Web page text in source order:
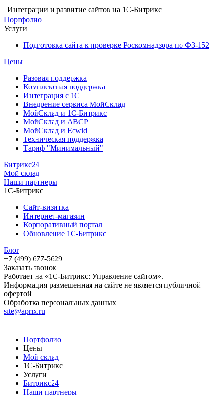
Интеграции и развитие сайтов на 1С-Битрикс
Портфолио
Услуги
Подготовка сайта к проверке Роскомнадзора по ФЗ-152
Цены
Разовая поддержка
Комплексная поддержка
Интеграция с 1С
Внедрение сервиса МойСклад
МойСклад и 1С-Битрикс
МойСклад и ABCP
МойСклад и Ecwid
Техническая поддержка
Тариф "Минимальный"
Битрикс24
Мой склад
Наши партнеры
1С-Битрикс
Сайт-визитка
Интернет-магазин
Корпоративный портал
Обновление 1С-Битрикс
Блог
+7 (499) 677-5629
Заказать звонок
Работает на «1С-Битрикс: Управление сайтом».
Информация размещенная на сайте не является публичной
офертой
Обработка персональных данных
site@aprix.ru
Портфолио
Цены
Мой склад
1С-Битрикс
Услуги
Битрикс24
Наши партнеры